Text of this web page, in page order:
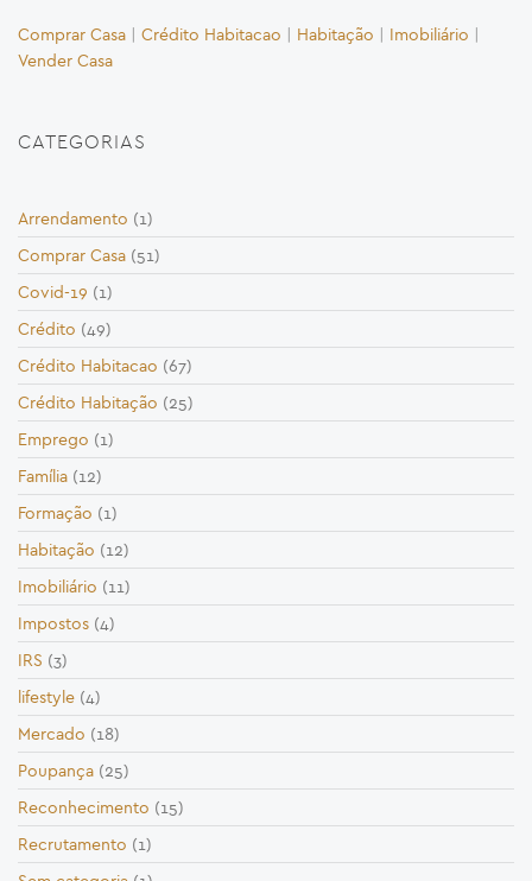
Comprar Casa | Crédito Habitacao | Habitação | Imobiliário |
Vender Casa
CATEGORIAS
Arrendamento (1)
Comprar Casa (51)
Covid-19 (1)
Crédito (49)
Crédito Habitacao (67)
Crédito Habitação (25)
Emprego (1)
Família (12)
Formação (1)
Habitação (12)
Imobiliário (11)
Impostos (4)
IRS (3)
lifestyle (4)
Mercado (18)
Poupança (25)
Reconhecimento (15)
Recrutamento (1)